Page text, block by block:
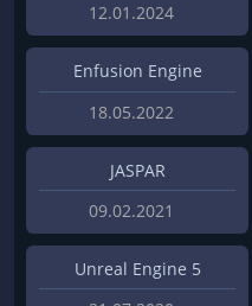
12.01.2024
Enfusion Engine
18.05.2022
JASPAR
09.02.2021
Unreal Engine 5